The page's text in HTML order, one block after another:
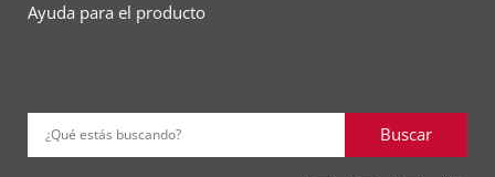
Ayuda para el producto
¿Qué estás buscando? Buscar